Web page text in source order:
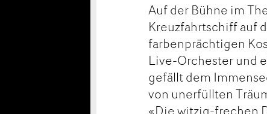
Auf der Bühne im
Kreuzfahrtschiff auf
farbenprächtigen
Live-Orchester und
gefällt dem
von unerfüllten
«Die witzig-frechen